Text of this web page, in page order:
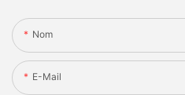
Nom
E-Mail